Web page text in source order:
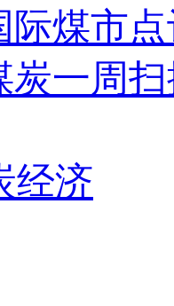
际煤市
炭一周
经济